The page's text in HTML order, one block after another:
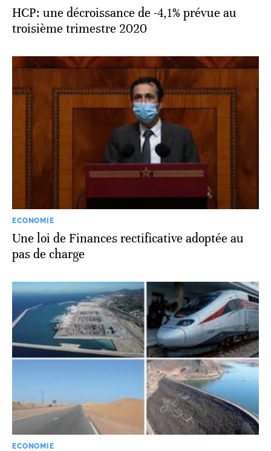
HCP: une décroissance de -4,1% prévue au
troisième trimestre 2020
ECONOMIE
Une loi de Finances rectificative adoptée au
pas de charge
ECONOMIE